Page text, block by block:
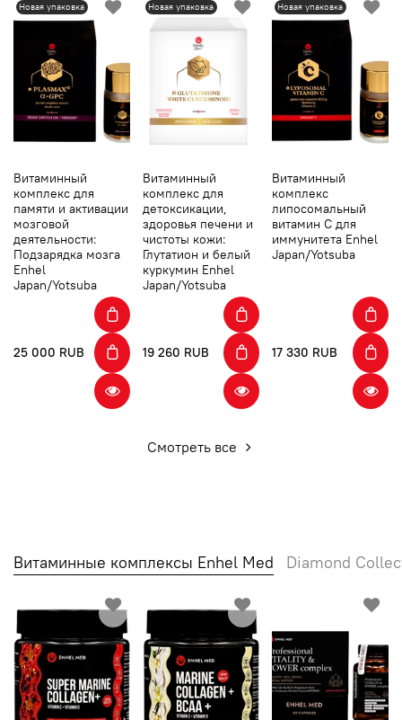
Новая упаковка
Витаминный
комплекс для
памяти и активации
мозговой
деятельности:
Подзарядка мозга
Enhel
Japan/Yotsuba
25 000 RUB
Новая упаковка
Витаминный
комплекс для
детоксикации,
здоровья печени и
чистоты кожи:
Глутатион и белый
куркумин Enhel
Japan/Yotsuba
19 260 RUB
Новая упаковка
Витаминный
комплекс
липосомальный
витамин С для
иммунитета Enhel
Japan/Yotsuba
17 330 RUB
Смотреть все
Витаминные комплексы Enhel Med Diamond